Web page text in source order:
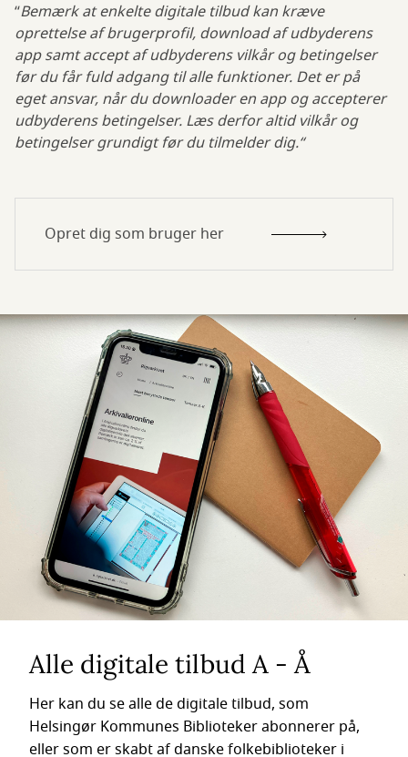
“Bemærk at enkelte digitale tilbud kan kræve
oprettelse af brugerprofil, download af udbyderens
app samt accept af udbyderens vilkår og betingelser
før du får fuld adgang til alle funktioner. Det er på
eget ansvar, når du downloader en app og accepterer
udbyderens betingelser. Læs derfor altid vilkår og
betingelser grundigt før du tilmelder dig.“
Opret dig som bruger her
Alle digitale tilbud A - Å
Her kan du se alle de digitale tilbud, som
Helsingør Kommunes Biblioteker abonnerer på,
eller som er skabt af danske folkebiblioteker i